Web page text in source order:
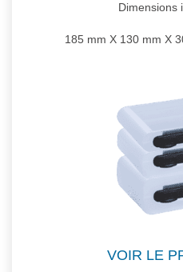
Dimensions
185 mm X 130 mm X
VOIR LE